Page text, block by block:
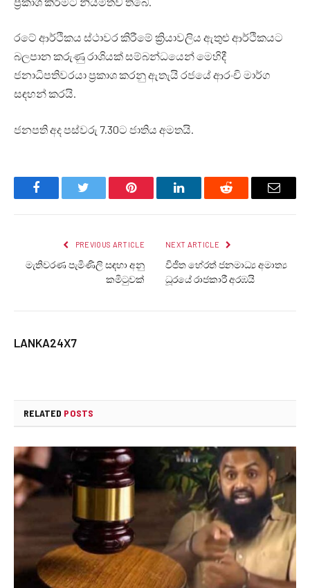
රටේ ආර්ථිකය ස්ථාවර කිරීමේ ක්‍රියාවලිය ඇතුළු ආර්ථිකයට
බලපාන කරුණු රාශියක් සම්බන්ධයෙන් මෙහිදී
ජනාධිපතිවරයා ප්‍රකාශ කරනු ඇතැයි රජයේ ආරංචි මාර්ග
සඳහන් කරයි.
ජනපති අද පස්වරු 7.30ට ජාතිය අමතයි.
FacebookTwitter Pinterest LinkedInReddit Email
PREVIOUS ARTICLE
මැතිවරණ පැමිණිලි සඳහා අනු
කමිටුවක්
NEXT ARTICLE
විජිත හේරත් ජනමාධ්‍ය අමාත්‍ය
ධූරයේ රාජකාරී අරඹයි
LANKA24X7
RELATED POSTS